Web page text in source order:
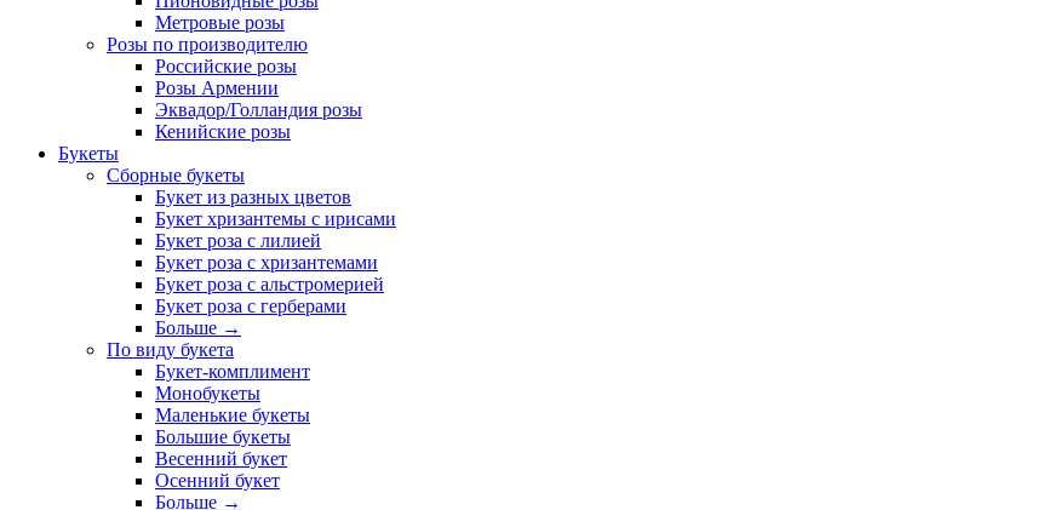
Метровые розы
Розы по производителю
Российские розы
Розы Армении
Эквадор/Голландия розы
Кенийские розы
Букеты
Сборные букеты
Букет из разных цветов
Букет хризантемы с ирисами
Букет роза с лилией
Букет роза с хризантемами
Букет роза с альстромерией
Букет роза с герберами
Больше →
По виду букета
Букет-комплимент
Монобукеты
Маленькие букеты
Большие букеты
Весенний букет
Осенний букет
Больше →